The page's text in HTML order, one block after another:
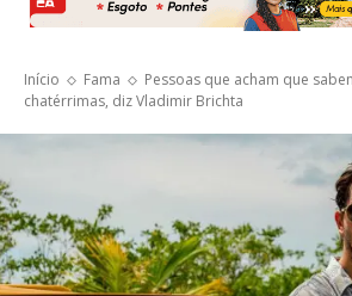
Início Fama
Pessoas que acham que
chatérrimas, diz Vladimir Brichta